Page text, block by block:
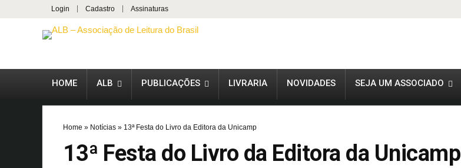
Login Cadastro Assinaturas
HOME ALB PUBLICAÇÕES LIVRARIA NOVIDADES SEJA UM ASSOCIADO
Home » Notícias » 13ª Festa do Livro da Editora da Unicamp
13ª Festa do Livro da Editora da Unicamp